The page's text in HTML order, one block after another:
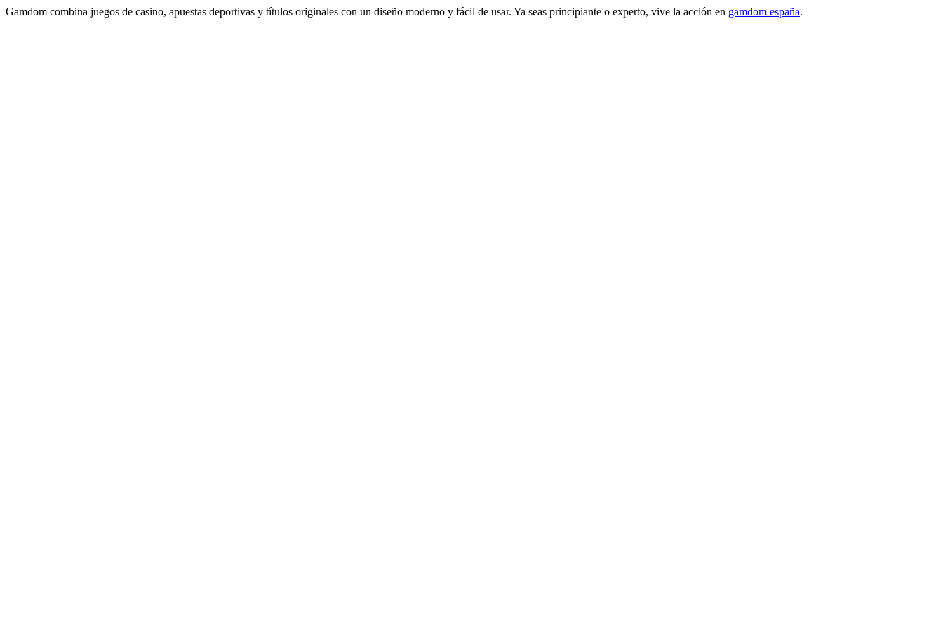
Gamdom combina juegos de casino, apuestas deportivas y títulos originales con un diseño moderno y fácil de usar. Ya seas principiante o experto, vive la acción en gamdom españa.